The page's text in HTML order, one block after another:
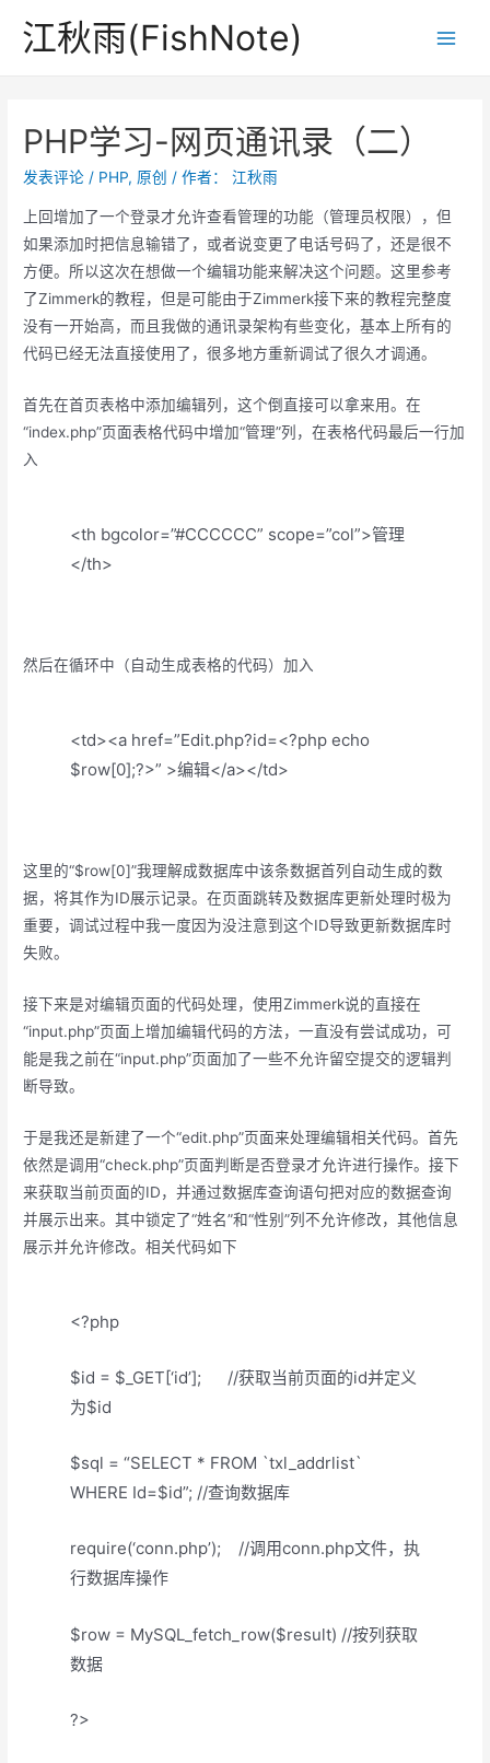
江秋雨(FishNote)
PHP学习-网页通讯录（二）
发表评论 / PHP, 原创 / 作者： 江秋雨
上回增加了一个登录才允许查看管理的功能（管理员权限），但
如果添加时把信息输错了，或者说变更了电话号码了，还是很不
方便。所以这次在想做一个编辑功能来解决这个问题。这里参考
了Zimmerk的教程，但是可能由于Zimmerk接下来的教程完整度
没有一开始高，而且我做的通讯录架构有些变化，基本上所有的
代码已经无法直接使用了，很多地方重新调试了很久才调通。
首先在首页表格中添加编辑列，这个倒直接可以拿来用。在
“index.php”页面表格代码中增加“管理”列，在表格代码最后一行加
入
<th bgcolor=”#CCCCCC” scope=”col”>管理
</th>
然后在循环中（自动生成表格的代码）加入
<td><a href=”Edit.php?id=<?php echo
$row[0];?>” >编辑</a></td>
这里的“$row[0]”我理解成数据库中该条数据首列自动生成的数
据，将其作为ID展示记录。在页面跳转及数据库更新处理时极为
重要，调试过程中我一度因为没注意到这个ID导致更新数据库时
失败。
接下来是对编辑页面的代码处理，使用Zimmerk说的直接在
“input.php”页面上增加编辑代码的方法，一直没有尝试成功，可
能是我之前在“input.php”页面加了一些不允许留空提交的逻辑判
断导致。
于是我还是新建了一个“edit.php”页面来处理编辑相关代码。首先
依然是调用“check.php”页面判断是否登录才允许进行操作。接下
来获取当前页面的ID，并通过数据库查询语句把对应的数据查询
并展示出来。其中锁定了“姓名”和“性别”列不允许修改，其他信息
展示并允许修改。相关代码如下
<?php
$id = $_GET[‘id’]; //获取当前页面的id并定义
为$id
$sql = “SELECT * FROM `txl_addrlist`
WHERE Id=$id”; //查询数据库
require(‘conn.php’); //调用conn.php文件，执
行数据库操作
$row = MySQL_fetch_row($result) //按列获取
数据
?>